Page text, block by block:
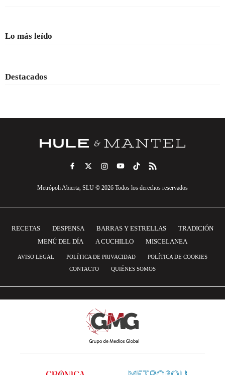
Lo más leído
Destacados
Metrópoli Abierta, SLU © 2026 Todos los derechos reservados
RECETAS DESPENSA BARRAS Y ESTRELLAS
TRADICIÓN
MENÚ DEL DÍA
A CUCHILLO MISCELANEA
AVISO LEGAL POLÍTICA DE PRIVACIDAD
POLÍTICA DE COOKIES
CONTACTO
QUIÉNES SOMOS